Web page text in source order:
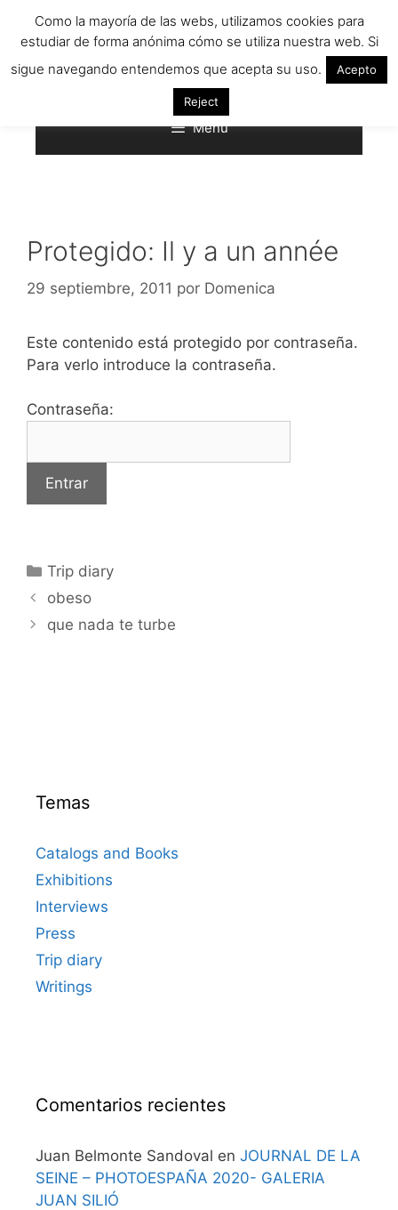
Menú
Protegido: Il y a un année
29 septiembre, 2011 por Domenica
Este contenido está protegido por contraseña.
Para verlo introduce la contraseña.
Contraseña:
Categorías
Trip diary
obeso
que nada te turbe
Temas
Catalogs and Books
Exhibitions
Interviews
Press
Trip diary
Writings
Comentarios recientes
Juan Belmonte Sandoval en JOURNAL DE LA
SEINE – PHOTOESPAÑA 2020- GALERIA
JUAN SILIÓ
Como la mayoría de las webs, utilizamos cookies para
estudiar de forma anónima cómo se utiliza nuestra web. Si
sigue navegando entendemos que acepta su uso.
Acepto
Reject